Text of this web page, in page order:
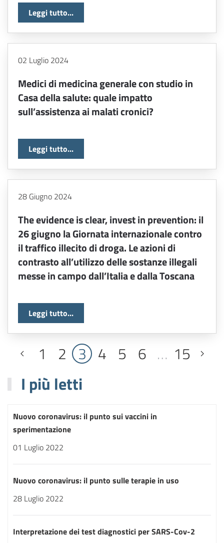
Leggi tutto...
02 Luglio 2024
Medici di medicina generale con studio in
Casa della salute: quale impatto
sull’assistenza ai malati cronici?
Leggi tutto...
28 Giugno 2024
The evidence is clear, invest in prevention: il
26 giugno la Giornata internazionale contro
il traffico illecito di droga. Le azioni di
contrasto all’utilizzo delle sostanze illegali
messe in campo dall’Italia e dalla Toscana
Leggi tutto...
1 2 3 4 5 6 … 15
I più letti
Nuovo coronavirus: il punto sui vaccini in
sperimentazione
01 Luglio 2022
Nuovo coronavirus: il punto sulle terapie in uso
28 Luglio 2022
Interpretazione dei test diagnostici per SARS-Cov-2